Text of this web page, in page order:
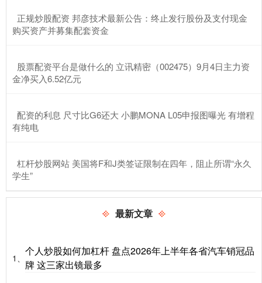
​正规炒股配资 邦彦技术最新公告：终止发行股份及支付现金
购买资产并募集配套资金
​股票配资平台是做什么的 立讯精密（002475）9月4日主力资
金净买入6.52亿元
​配资的利息 尺寸比G6还大 小鹏MONA L05申报图曝光 有增程
有纯电
​杠杆炒股网站 美国将F和J类签证限制在四年，阻止所谓“永久
学生”
最新文章
1、
个人炒股如何加杠杆 盘点2026年上半年各省汽车销冠品
牌 这三家出镜最多